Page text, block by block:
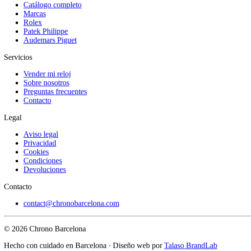
Catálogo completo
Marcas
Rolex
Patek Philippe
Audemars Piguet
Servicios
Vender mi reloj
Sobre nosotros
Preguntas frecuentes
Contacto
Legal
Aviso legal
Privacidad
Cookies
Condiciones
Devoluciones
Contacto
contact@chronobarcelona.com
© 2026 Chrono Barcelona
Hecho con cuidado en Barcelona · Diseño web porTalaso BrandLab